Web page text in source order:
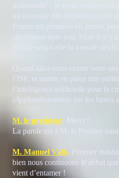
un domaine très important, celui
France est première en jeunes
chercheurs hors pair. Mais il n’y
France sera-t-elle la vassale des
Quand allez-vous cesser votre
l’ISF, et mettre en place une
l’intelligence artificielle pour la
(Applaudissements sur les bancs
M. le président. Merci !
La parole est à M. le Premier
M. Manuel Valls, Premier
bien nous continuons le débat
vient d’entamer !